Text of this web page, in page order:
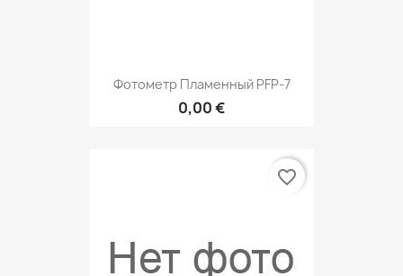
Фотометр Пламенный PFP-7
0,00 €
favorite_border